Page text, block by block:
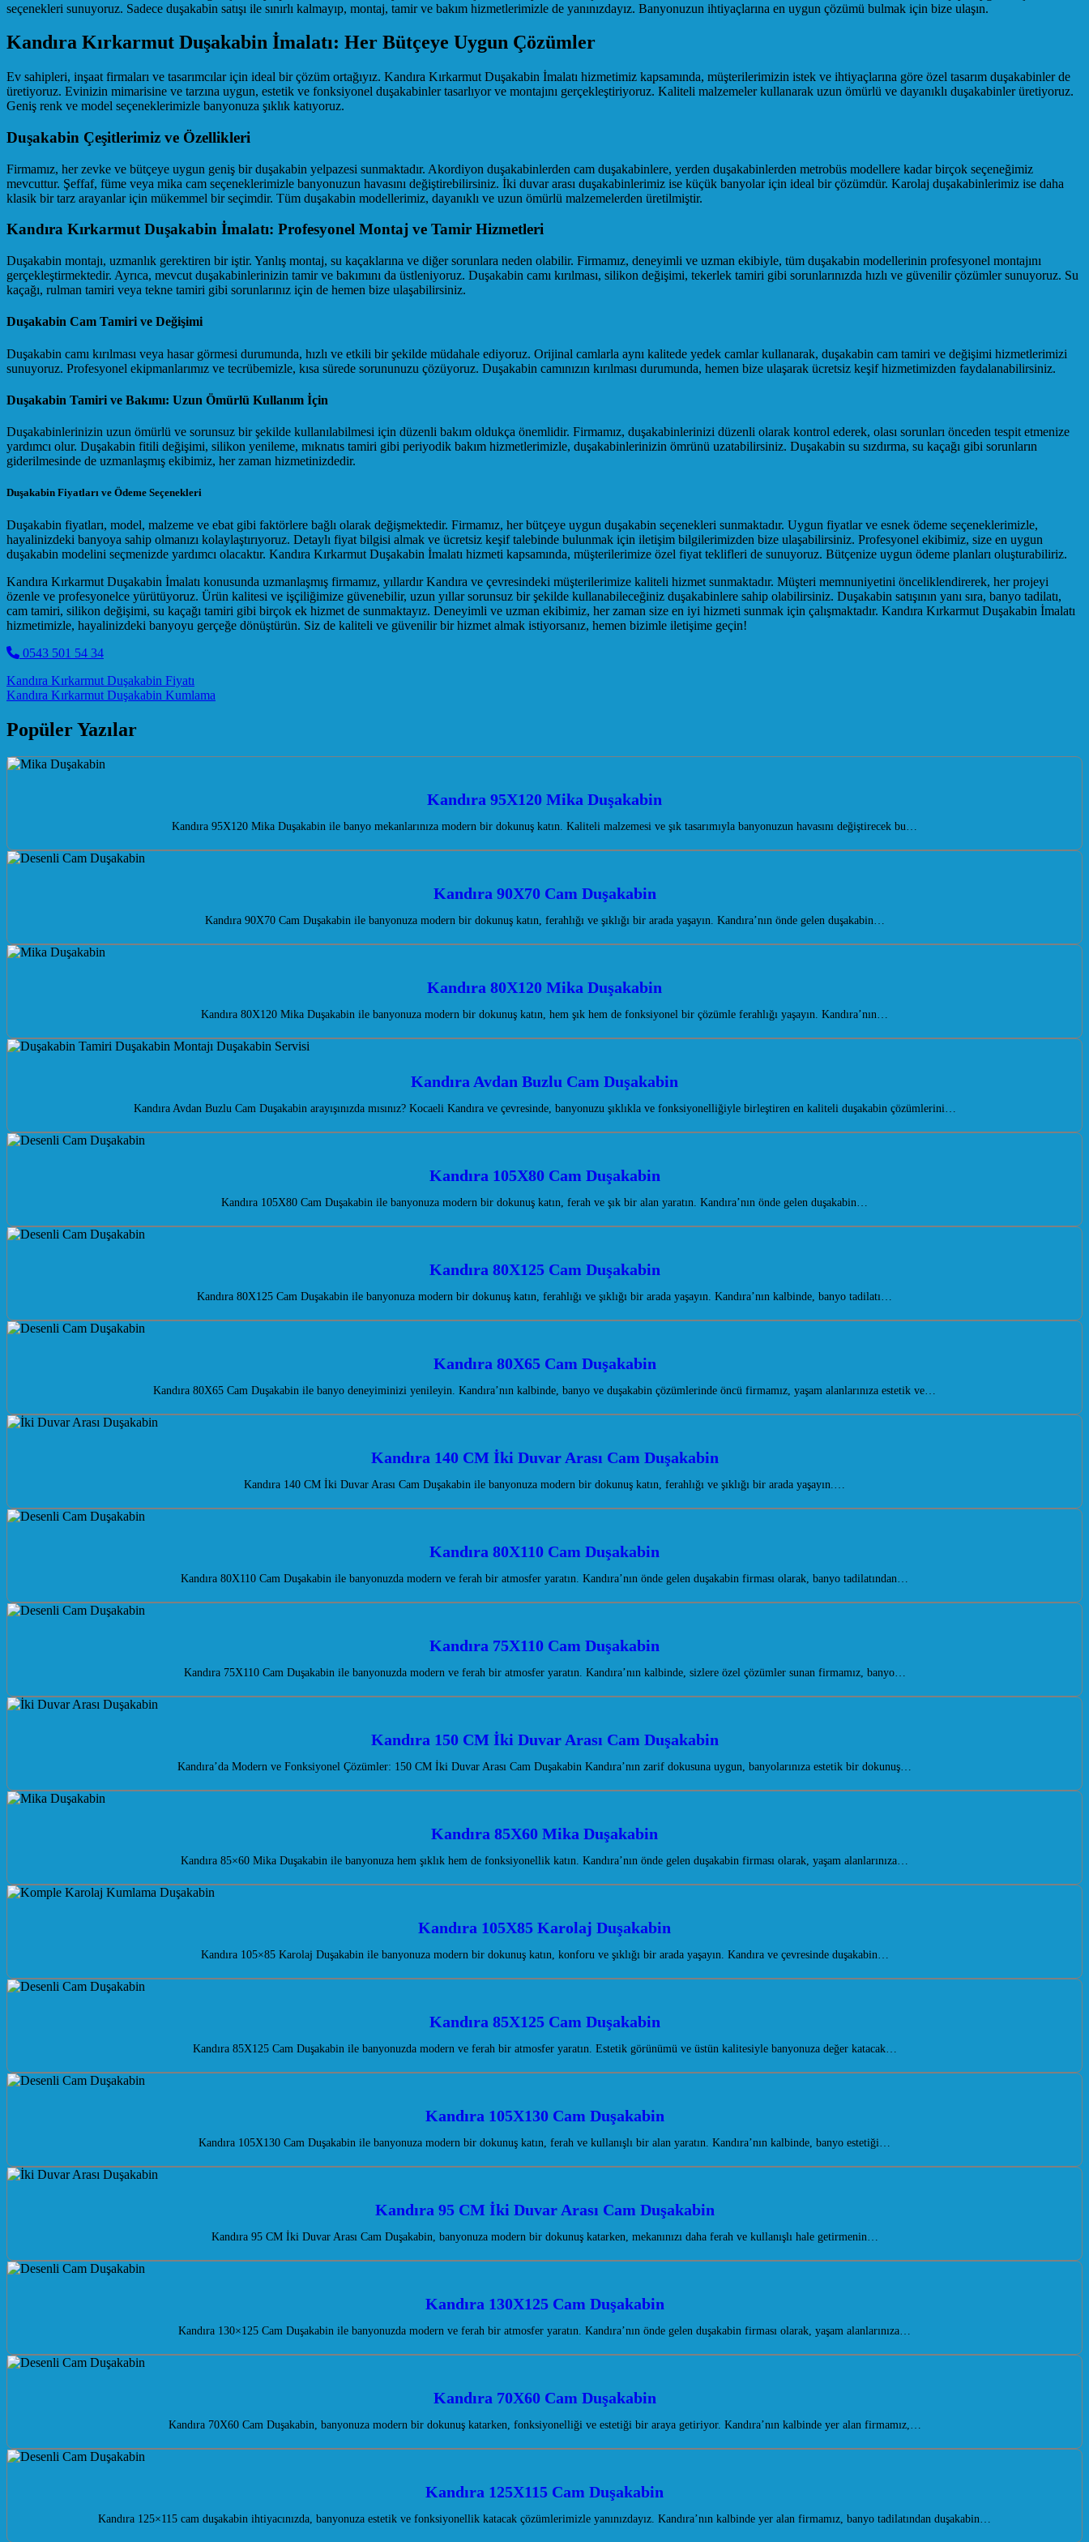
seçenekleri sunuyoruz. Sadece duşakabin satışı ile sınırlı kalmayıp, montaj, tamir ve bakım hizmetlerimizle de yanınızdayız. Banyonuzun ihtiyaçlarına en uygun çözümü bulmak için bize ulaşın.
Kandıra Kırkarmut Duşakabin İmalatı: Her Bütçeye Uygun Çözümler
Ev sahipleri, inşaat firmaları ve tasarımcılar için ideal bir çözüm ortağıyız. Kandıra Kırkarmut Duşakabin İmalatı hizmetimiz kapsamında, müşterilerimizin istek ve ihtiyaçlarına göre özel tasarım duşakabinler de
üretiyoruz. Evinizin mimarisine ve tarzına uygun, estetik ve fonksiyonel duşakabinler tasarlıyor ve montajını gerçekleştiriyoruz. Kaliteli malzemeler kullanarak uzun ömürlü ve dayanıklı duşakabinler üretiyoruz.
Geniş renk ve model seçeneklerimizle banyonuza şıklık katıyoruz.
Duşakabin Çeşitlerimiz ve Özellikleri
Firmamız, her zevke ve bütçeye uygun geniş bir duşakabin yelpazesi sunmaktadır. Akordiyon duşakabinlerden cam duşakabinlere, yerden duşakabinlerden metrobüs modellere kadar birçok seçeneğimiz
mevcuttur. Şeffaf, füme veya mika cam seçeneklerimizle banyonuzun havasını değiştirebilirsiniz. İki duvar arası duşakabinlerimiz ise küçük banyolar için ideal bir çözümdür. Karolaj duşakabinlerimiz ise daha
klasik bir tarz arayanlar için mükemmel bir seçimdir. Tüm duşakabin modellerimiz, dayanıklı ve uzun ömürlü malzemelerden üretilmiştir.
Kandıra Kırkarmut Duşakabin İmalatı: Profesyonel Montaj ve Tamir Hizmetleri
Duşakabin montajı, uzmanlık gerektiren bir iştir. Yanlış montaj, su kaçaklarına ve diğer sorunlara neden olabilir. Firmamız, deneyimli ve uzman ekibiyle, tüm duşakabin modellerinin profesyonel montajını
gerçekleştirmektedir. Ayrıca, mevcut duşakabinlerinizin tamir ve bakımını da üstleniyoruz. Duşakabin camı kırılması, silikon değişimi, tekerlek tamiri gibi sorunlarınızda hızlı ve güvenilir çözümler sunuyoruz. Su
kaçağı, rulman tamiri veya tekne tamiri gibi sorunlarınız için de hemen bize ulaşabilirsiniz.
Duşakabin Cam Tamiri ve Değişimi
Duşakabin camı kırılması veya hasar görmesi durumunda, hızlı ve etkili bir şekilde müdahale ediyoruz. Orijinal camlarla aynı kalitede yedek camlar kullanarak, duşakabin cam tamiri ve değişimi hizmetlerimizi
sunuyoruz. Profesyonel ekipmanlarımız ve tecrübemizle, kısa sürede sorununuzu çözüyoruz. Duşakabin camınızın kırılması durumunda, hemen bize ulaşarak ücretsiz keşif hizmetimizden faydalanabilirsiniz.
Duşakabin Tamiri ve Bakımı: Uzun Ömürlü Kullanım İçin
Duşakabinlerinizin uzun ömürlü ve sorunsuz bir şekilde kullanılabilmesi için düzenli bakım oldukça önemlidir. Firmamız, duşakabinlerinizi düzenli olarak kontrol ederek, olası sorunları önceden tespit etmenize
yardımcı olur. Duşakabin fitili değişimi, silikon yenileme, mıknatıs tamiri gibi periyodik bakım hizmetlerimizle, duşakabinlerinizin ömrünü uzatabilirsiniz. Duşakabin su sızdırma, su kaçağı gibi sorunların
giderilmesinde de uzmanlaşmış ekibimiz, her zaman hizmetinizdedir.
Duşakabin Fiyatları ve Ödeme Seçenekleri
Duşakabin fiyatları, model, malzeme ve ebat gibi faktörlere bağlı olarak değişmektedir. Firmamız, her bütçeye uygun duşakabin seçenekleri sunmaktadır. Uygun fiyatlar ve esnek ödeme seçeneklerimizle,
hayalinizdeki banyoya sahip olmanızı kolaylaştırıyoruz. Detaylı fiyat bilgisi almak ve ücretsiz keşif talebinde bulunmak için iletişim bilgilerimizden bize ulaşabilirsiniz. Profesyonel ekibimiz, size en uygun
duşakabin modelini seçmenizde yardımcı olacaktır. Kandıra Kırkarmut Duşakabin İmalatı hizmeti kapsamında, müşterilerimize özel fiyat teklifleri de sunuyoruz. Bütçenize uygun ödeme planları oluşturabiliriz.
Kandıra Kırkarmut Duşakabin İmalatı konusunda uzmanlaşmış firmamız, yıllardır Kandıra ve çevresindeki müşterilerimize kaliteli hizmet sunmaktadır. Müşteri memnuniyetini önceliklendirerek, her projeyi
özenle ve profesyonelce yürütüyoruz. Ürün kalitesi ve işçiliğimize güvenebilir, uzun yıllar sorunsuz bir şekilde kullanabileceğiniz duşakabinlere sahip olabilirsiniz. Duşakabin satışının yanı sıra, banyo tadilatı,
cam tamiri, silikon değişimi, su kaçağı tamiri gibi birçok ek hizmet de sunmaktayız. Deneyimli ve uzman ekibimiz, her zaman size en iyi hizmeti sunmak için çalışmaktadır. Kandıra Kırkarmut Duşakabin İmalatı
hizmetimizle, hayalinizdeki banyoyu gerçeğe dönüştürün. Siz de kaliteli ve güvenilir bir hizmet almak istiyorsanız, hemen bizimle iletişime geçin!
0543 501 54 34
Post navigation
Kandıra Kırkarmut Duşakabin Fiyatı
Kandıra Kırkarmut Duşakabin Kumlama
Popüler Yazılar
Kandıra 95X120 Mika Duşakabin
Kandıra 95X120 Mika Duşakabin ile banyo mekanlarınıza modern bir dokunuş katın. Kaliteli malzemesi ve şık tasarımıyla banyonuzun havasını değiştirecek bu…
Kandıra 90X70 Cam Duşakabin
Kandıra 90X70 Cam Duşakabin ile banyonuza modern bir dokunuş katın, ferahlığı ve şıklığı bir arada yaşayın. Kandıra’nın önde gelen duşakabin…
Kandıra 80X120 Mika Duşakabin
Kandıra 80X120 Mika Duşakabin ile banyonuza modern bir dokunuş katın, hem şık hem de fonksiyonel bir çözümle ferahlığı yaşayın. Kandıra’nın…
Kandıra Avdan Buzlu Cam Duşakabin
Kandıra Avdan Buzlu Cam Duşakabin arayışınızda mısınız? Kocaeli Kandıra ve çevresinde, banyonuzu şıklıkla ve fonksiyonelliğiyle birleştiren en kaliteli duşakabin çözümlerini…
Kandıra 105X80 Cam Duşakabin
Kandıra 105X80 Cam Duşakabin ile banyonuza modern bir dokunuş katın, ferah ve şık bir alan yaratın. Kandıra’nın önde gelen duşakabin…
Kandıra 80X125 Cam Duşakabin
Kandıra 80X125 Cam Duşakabin ile banyonuza modern bir dokunuş katın, ferahlığı ve şıklığı bir arada yaşayın. Kandıra’nın kalbinde, banyo tadilatı…
Kandıra 80X65 Cam Duşakabin
Kandıra 80X65 Cam Duşakabin ile banyo deneyiminizi yenileyin. Kandıra’nın kalbinde, banyo ve duşakabin çözümlerinde öncü firmamız, yaşam alanlarınıza estetik ve…
Kandıra 140 CM İki Duvar Arası Cam Duşakabin
Kandıra 140 CM İki Duvar Arası Cam Duşakabin ile banyonuza modern bir dokunuş katın, ferahlığı ve şıklığı bir arada yaşayın.…
Kandıra 80X110 Cam Duşakabin
Kandıra 80X110 Cam Duşakabin ile banyonuzda modern ve ferah bir atmosfer yaratın. Kandıra’nın önde gelen duşakabin firması olarak, banyo tadilatından…
Kandıra 75X110 Cam Duşakabin
Kandıra 75X110 Cam Duşakabin ile banyonuzda modern ve ferah bir atmosfer yaratın. Kandıra’nın kalbinde, sizlere özel çözümler sunan firmamız, banyo…
Kandıra 150 CM İki Duvar Arası Cam Duşakabin
Kandıra’da Modern ve Fonksiyonel Çözümler: 150 CM İki Duvar Arası Cam Duşakabin Kandıra’nın zarif dokusuna uygun, banyolarınıza estetik bir dokunuş…
Kandıra 85X60 Mika Duşakabin
Kandıra 85×60 Mika Duşakabin ile banyonuza hem şıklık hem de fonksiyonellik katın. Kandıra’nın önde gelen duşakabin firması olarak, yaşam alanlarınıza…
Kandıra 105X85 Karolaj Duşakabin
Kandıra 105×85 Karolaj Duşakabin ile banyonuza modern bir dokunuş katın, konforu ve şıklığı bir arada yaşayın. Kandıra ve çevresinde duşakabin…
Kandıra 85X125 Cam Duşakabin
Kandıra 85X125 Cam Duşakabin ile banyonuzda modern ve ferah bir atmosfer yaratın. Estetik görünümü ve üstün kalitesiyle banyonuza değer katacak…
Kandıra 105X130 Cam Duşakabin
Kandıra 105X130 Cam Duşakabin ile banyonuza modern bir dokunuş katın, ferah ve kullanışlı bir alan yaratın. Kandıra’nın kalbinde, banyo estetiği…
Kandıra 95 CM İki Duvar Arası Cam Duşakabin
Kandıra 95 CM İki Duvar Arası Cam Duşakabin, banyonuza modern bir dokunuş katarken, mekanınızı daha ferah ve kullanışlı hale getirmenin…
Kandıra 130X125 Cam Duşakabin
Kandıra 130×125 Cam Duşakabin ile banyonuzda modern ve ferah bir atmosfer yaratın. Kandıra’nın önde gelen duşakabin firması olarak, yaşam alanlarınıza…
Kandıra 70X60 Cam Duşakabin
Kandıra 70X60 Cam Duşakabin, banyonuza modern bir dokunuş katarken, fonksiyonelliği ve estetiği bir araya getiriyor. Kandıra’nın kalbinde yer alan firmamız,…
Kandıra 125X115 Cam Duşakabin
Kandıra 125×115 cam duşakabin ihtiyacınızda, banyonuza estetik ve fonksiyonellik katacak çözümlerimizle yanınızdayız. Kandıra’nın kalbinde yer alan firmamız, banyo tadilatından duşakabin…